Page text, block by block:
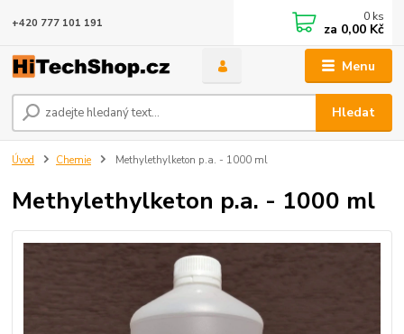
Menu
Hledat
+420 777 101 191 0 ks
za 0,00 Kč
Úvod Chemie Methylethylketon p.a. - 1000 ml
Methylethylketon p.a. - 1000 ml